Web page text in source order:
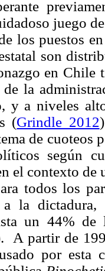
juego
los puestos
son
en Chile
la
y a niveles
(Grindle 2012
de cuoteos
según
el contexto
todos los
la dictadura,
un 44% de
A partir de
por esta